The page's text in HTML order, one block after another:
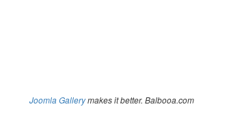
Joomla Gallerymakes it better. Balbooa.com